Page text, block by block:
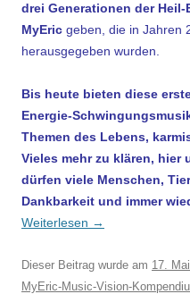
drei Generationen der
MyEric geben, die in Jahren
herausgegeben wurden.
Bis heute bieten diese
Energie-
Themen des Lebens,
Vieles mehr zu klären, hier
dürfen viele Menschen,
Dankbarkeit und immer
Weiterlesen →
Dieser Beitrag wurde am 17.
MyEric-Music-Vision-